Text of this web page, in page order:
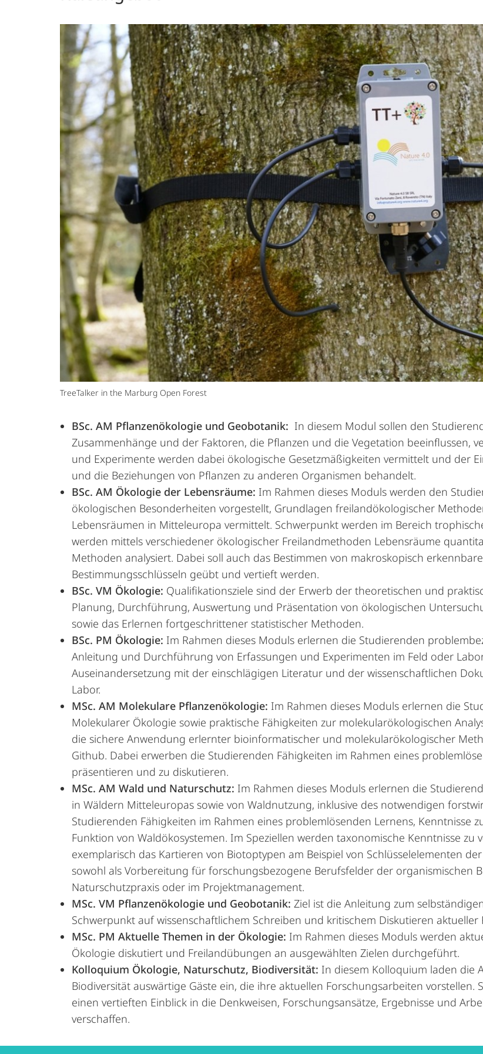
TreeTalker in the Marburg Open Forest
BSc. AM Pflanzenökologie und Geobotanik: In diesem Modul sollen den
Zusammenhänge und der Faktoren, die Pflanzen und die Vegetation beeinflussen,
und Experimente werden dabei ökologische Gesetzmäßigkeiten vermittelt und der
und die Beziehungen von Pflanzen zu anderen Organismen behandelt.
BSc. AM Ökologie der Lebensräume: Im Rahmen dieses Moduls werden den
ökologischen Besonderheiten vorgestellt, Grundlagen freilandökologischer
Lebensräumen in Mitteleuropa vermittelt. Schwerpunkt werden im Bereich
werden mittels verschiedener ökologischer Freilandmethoden Lebensräume
Methoden analysiert. Dabei soll auch das Bestimmen von makroskopisch
Bestimmungsschlüsseln geübt und vertieft werden.
BSc. VM Ökologie: Qualifikationsziele sind der Erwerb der theoretischen und
Planung, Durchführung, Auswertung und Präsentation von ökologischen
sowie das Erlernen fortgeschrittener statistischer Methoden.
BSc. PM Ökologie: Im Rahmen dieses Moduls erlernen die Studierenden
Anleitung und Durchführung von Erfassungen und Experimenten im Feld oder
Auseinandersetzung mit der einschlägigen Literatur und der wissenschaftlichen
Labor.
MSc. AM Molekulare Pflanzenökologie: Im Rahmen dieses Moduls erlernen die
Molekularer Ökologie sowie praktische Fähigkeiten zur molekularökologischen
die sichere Anwendung erlernter bioinformatischer und molekularökologischer
Github. Dabei erwerben die Studierenden Fähigkeiten im Rahmen eines
präsentieren und zu diskutieren.
MSc. AM Wald und Naturschutz: Im Rahmen dieses Moduls erlernen die
in Wäldern Mitteleuropas sowie von Waldnutzung, inklusive des notwendigen
Studierenden Fähigkeiten im Rahmen eines problemlösenden Lernens, Kenntnisse
Funktion von Waldökosystemen. Im Speziellen werden taxonomische Kenntnisse zu
exemplarisch das Kartieren von Biotoptypen am Beispiel von Schlüsselelementen
sowohl als Vorbereitung für forschungsbezogene Berufsfelder der organismischen
Naturschutzpraxis oder im Projektmanagement.
MSc. VM Pflanzenökologie und Geobotanik: Ziel ist die Anleitung zum
Schwerpunkt auf wissenschaftlichem Schreiben und kritischem Diskutieren aktueller
MSc. PM Aktuelle Themen in der Ökologie: Im Rahmen dieses Moduls werden
Ökologie diskutiert und Freilandübungen an ausgewählten Zielen durchgeführt.
Kolloquium Ökologie, Naturschutz, Biodiversität: In diesem Kolloquium laden die
Biodiversität auswärtige Gäste ein, die ihre aktuellen Forschungsarbeiten
einen vertieften Einblick in die Denkweisen, Forschungsansätze, Ergebnisse und
verschaffen.